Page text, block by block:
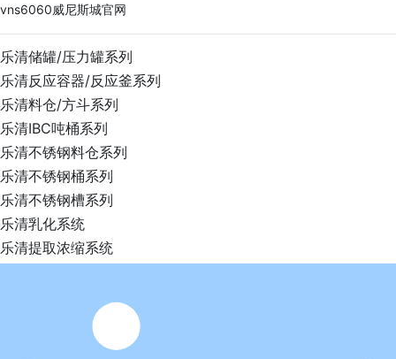
vns6060威尼斯城官网
乐清储罐/压力罐系列
乐清反应容器/反应釜系列
乐清料仓/方斗系列
乐清IBC吨桶系列
乐清不锈钢料仓系列
乐清不锈钢桶系列
乐清不锈钢槽系列
乐清乳化系统
乐清提取浓缩系统